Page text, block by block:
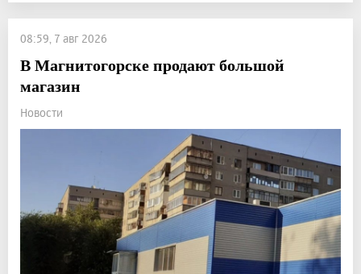
08:59, 7 авг 2026
В Магнитогорске продают большой
магазин
Новости